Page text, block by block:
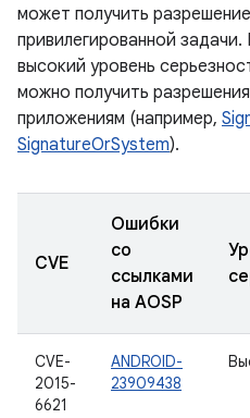
может получить
привилегированной
высокий уровень
можно получить
приложениям (например,
SignatureOrSystem).
CVE
Ошибки
со
ссылками
на AOSP
CVE-
2015-
6621
ANDROID-
23909438